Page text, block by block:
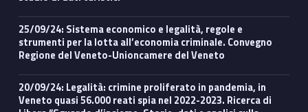
25/09/24: Sistema economico e legalità, regole e
strumenti per la lotta all’economia criminale. Convegno
Regione del Veneto-Unioncamere del Veneto
20/09/24: Legalità: crimine proliferato in pandemia, in
Veneto quasi 56.000 reati spia nel 2022-2023. Ricerca di